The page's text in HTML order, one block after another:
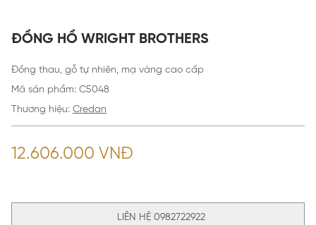
ĐỒNG HỒ WRIGHT BROTHERS
Đồng thau, gỗ tự nhiên, mạ vàng cao cấp
Mã sản phẩm: C5048
Thương hiệu: Credan
12.606.000 VNĐ
LIÊN HỆ 0982722922